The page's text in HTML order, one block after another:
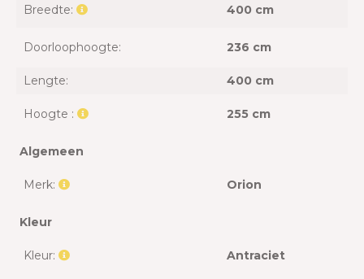
Breedte: 400 cm
Doorloophoogte: 236 cm
Lengte: 400 cm
Hoogte : 255 cm
Algemeen
Merk: Orion
Kleur
Kleur: Antraciet